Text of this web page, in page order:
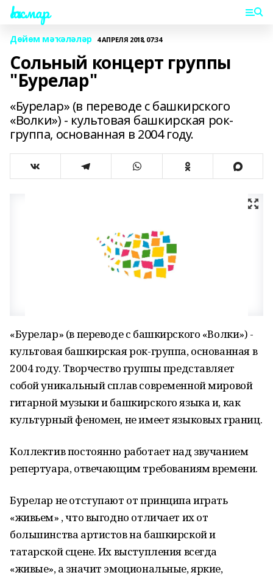
Һаҡмар
Дөйөм мәҡәләләр 4 АПРЕЛЯ 2018, 07:34
Сольный концерт группы
"Бурелар"
«Бурелар» (в переводе с башкирского
«Волки») - культовая башкирская рок-
группа, основанная в 2004 году.
«Бурелар» (в переводе с башкирского «Волки») -
культовая башкирская рок-группа, основанная в
2004 году. Творчество группы представляет
собой уникальный сплав современной мировой
гитарной музыки и башкирского языка и, как
культурный феномен, не имеет языковых границ.
Коллектив постоянно работает над звучанием
репертуара, отвечающим требованиям времени.
Бурелар не отступают от принципа играть
«живьем» , что выгодно отличает их от
большинства артистов на башкирской и
татарской сцене. Их выступления всегда
«живые», а значит эмоциональные, яркие,